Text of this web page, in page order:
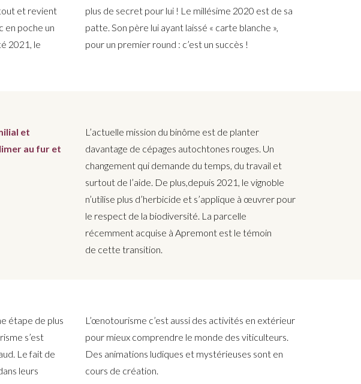
et revient
en poche un
2021, le
plus de secret pour lui ! Le millésime 2020 est de sa
patte. Son père lui ayant laissé « carte blanche »,
pour un premier round : c’est un succès !
et
au fur et
L’actuelle mission du binôme est de planter
davantage de cépages autochtones rouges. Un
changement qui demande du temps, du travail et
surtout de l’aide. De plus,depuis 2021, le vignoble
n’utilise plus d’herbicide et s’applique à œuvrer pour
le respect de la biodiversité. La parcelle
récemment acquise à Apremont est le témoin
de cette transition.
étape de plus
s’est
Le fait de
leurs
L’œnotourisme c’est aussi des activités en extérieur
pour mieux comprendre le monde des viticulteurs.
Des animations ludiques et mystérieuses sont en
cours de création.